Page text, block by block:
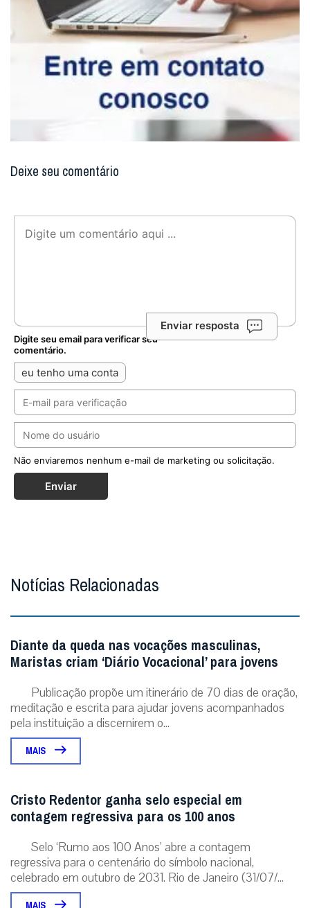
Deixe seu comentário
Enviar resposta
Digite seu email para verificar seu
comentário.
eu tenho uma conta
Não enviaremos nenhum e-mail de marketing ou solicitação.
Enviar
Notícias Relacionadas
Diante da queda nas vocações masculinas,
Maristas criam ‘Diário Vocacional’ para jovens
Publicação propõe um itinerário de 70 dias de oração,
meditação e escrita para ajudar jovens acompanhados
pela instituição a discernirem o...
MAIS
Cristo Redentor ganha selo especial em
contagem regressiva para os 100 anos
Selo ‘Rumo aos 100 Anos’ abre a contagem
regressiva para o centenário do símbolo nacional,
celebrado em outubro de 2031. Rio de Janeiro (31/07/...